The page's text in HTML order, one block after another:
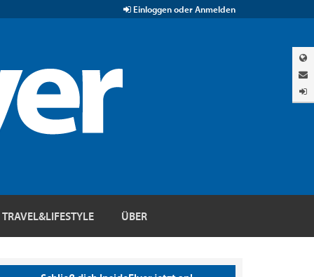
Einloggen oder Anmelden
TRAVEL&LIFESTYLE ÜBER